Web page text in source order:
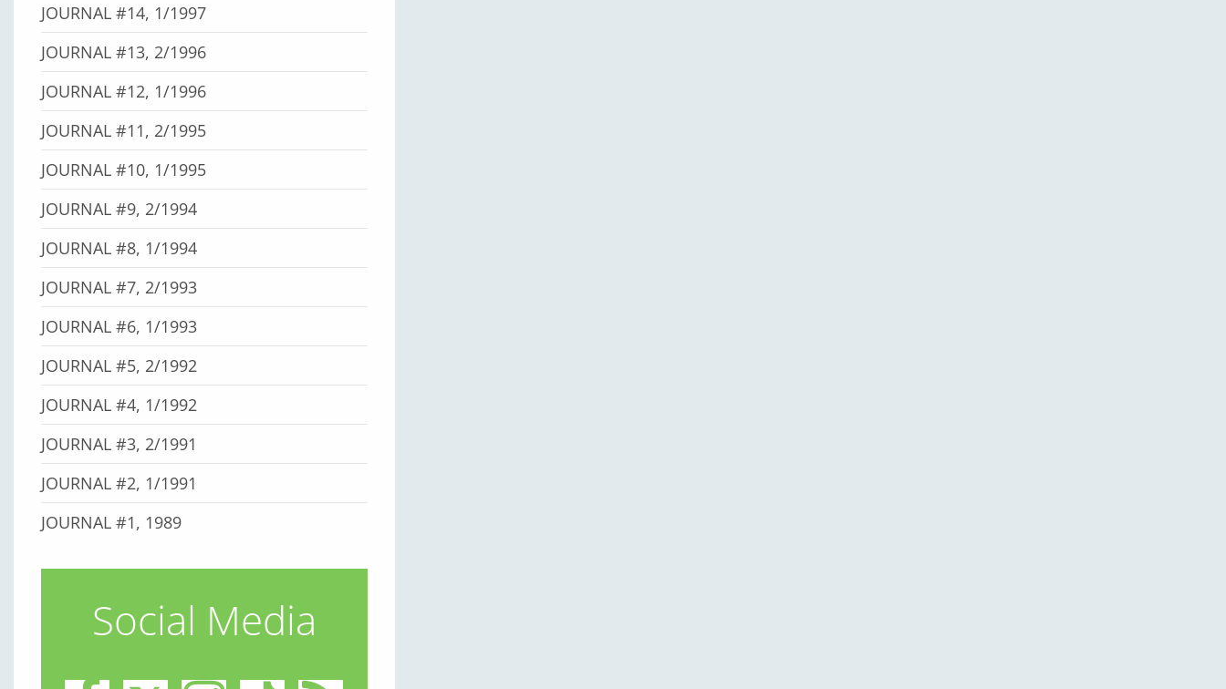
JOURNAL #14, 1/1997
JOURNAL #13, 2/1996
JOURNAL #12, 1/1996
JOURNAL #11, 2/1995
JOURNAL #10, 1/1995
JOURNAL #9, 2/1994
JOURNAL #8, 1/1994
JOURNAL #7, 2/1993
JOURNAL #6, 1/1993
JOURNAL #5, 2/1992
JOURNAL #4, 1/1992
JOURNAL #3, 2/1991
JOURNAL #2, 1/1991
JOURNAL #1, 1989
Social Media